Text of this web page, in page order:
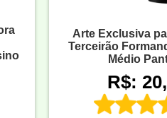
Arte Exclusiva
Terceirão
Médio
R$: